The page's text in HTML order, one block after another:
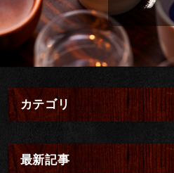
カテゴリ
最新記事